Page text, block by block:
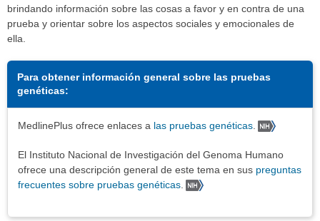
brindando información sobre las cosas a favor y en contra de una
prueba y orientar sobre los aspectos sociales y emocionales de
ella.
Para obtener información general sobre las pruebas
genéticas:
MedlinePlus ofrece enlaces a las pruebas genéticas
El Instituto Nacional de Investigación del Genoma Humano
ofrece una descripción general de este tema en sus preguntas
frecuentes sobre pruebas genéticas